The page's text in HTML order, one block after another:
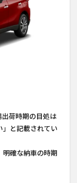
荷時期の目処は
」と記載されてい
明確な納車の時期